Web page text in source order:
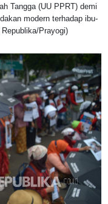
Tangga (UU PPRT) demi
modern terhadap ibu-
Prayogi)